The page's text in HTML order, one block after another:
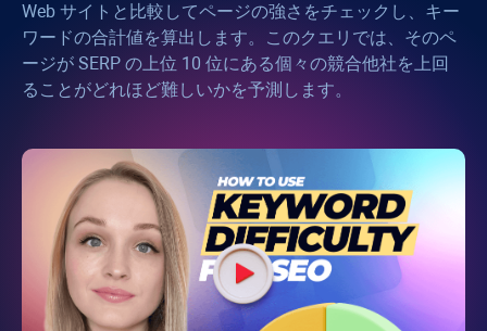
Web サイトと比較してページの強さをチェックし、キー
ワードの合計値を算出します。このクエリでは、そのペ
ージが SERP の上位 10 位にある個々の競合他社を上回
ることがどれほど難しいかを予測します。